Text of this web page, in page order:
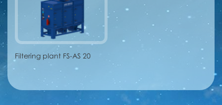
Filtering plant FS-AS 20